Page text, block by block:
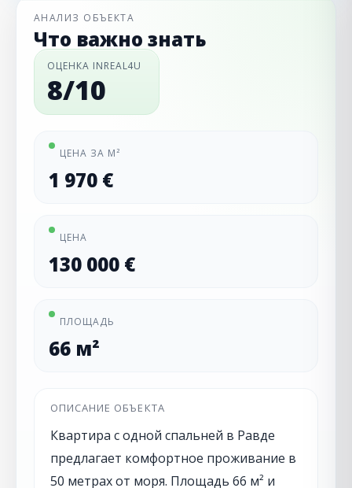
АНАЛИЗ ОБЪЕКТА
Что важно знать
ОЦЕНКА INREAL4U
8/10
ЦЕНА ЗА М²
1 970 €
ЦЕНА
130 000 €
ПЛОЩАДЬ
66 м²
ОПИСАНИЕ ОБЪЕКТА
Квартира с одной спальней в Равде
предлагает комфортное проживание в
50 метрах от моря. Площадь 66 м² и